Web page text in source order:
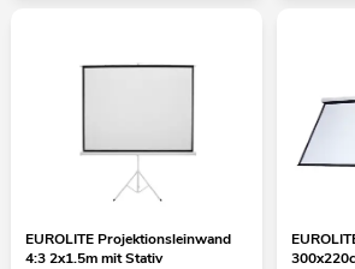
EUROLITE Projektionsleinwand
4:3 2x1.5m mit Stativ